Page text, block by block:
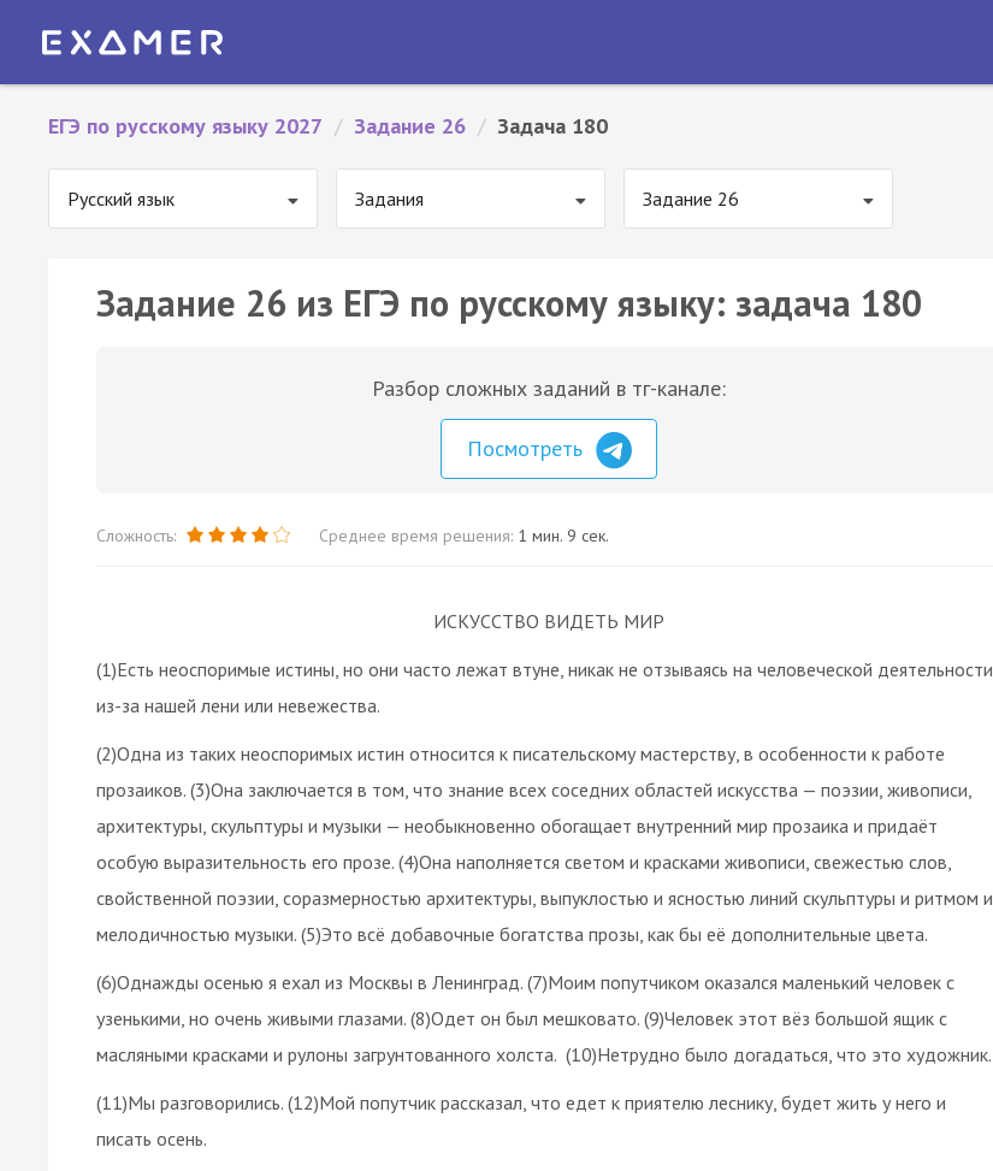
ЕГЭ по русскому языку 2027 / Задание 26 / Задача 180
Русский язык Задания Задание 26
Задание 26 из ЕГЭ по русскому языку: задача 180
Разбор сложных заданий в тг-канале:
Посмотреть
Сложность: Среднее время решения: 1 мин. 9 сек.
ИСКУССТВО ВИДЕТЬ МИР
(1)Есть неоспоримые истины, но они часто лежат втуне, никак не отзываясь на человеческой деятельности,
из-за нашей лени или невежества.
(2)Одна из таких неоспоримых истин относится к писательскому мастерству, в особенности к работе
прозаиков. (3)Она заключается в том, что знание всех соседних областей искусства — поэзии, живописи,
архитектуры, скульптуры и музыки — необыкновенно обогащает внутренний мир прозаика и придаёт
особую выразительность его прозе. (4)Она наполняется светом и красками живописи, свежестью слов,
свойственной поэзии, соразмерностью архитектуры, выпуклостью и ясностью линий скульптуры и ритмом и
мелодичностью музыки. (5)Это всё добавочные богатства прозы, как бы её дополнительные цвета.
(6)Однажды осенью я ехал из Москвы в Ленинград. (7)Моим попутчиком оказался маленький человек с
узенькими, но очень живыми глазами. (8)Одет он был мешковато. (9)Человек этот вёз большой ящик с
масляными красками и рулоны загрунтованного холста. (10)Нетрудно было догадаться, что это художник.
(11)Мы разговорились. (12)Мой попутчик рассказал, что едет к приятелю леснику, будет жить у него и
писать осень.